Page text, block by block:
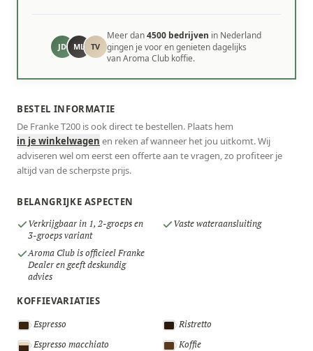
JD ML TV
Meer dan4500 bedrijven in Nederland
gingen je voor en genieten dagelijks
van Aroma Club koffie.
BESTEL INFORMATIE
De Franke T200 is ook direct te bestellen. Plaats hem
in je winkelwagen en reken af wanneer het jou uitkomt. Wij
adviseren wel om eerst een offerte aan te vragen, zo profiteer je
altijd van de scherpste prijs.
BELANGRIJKE ASPECTEN
Verkrijgbaar in 1, 2-groeps en
3-groeps variant
Vaste wateraansluiting
Aroma Club is officieel Franke
Dealer en geeft deskundig
advies
KOFFIEVARIATIES
Espresso
Ristretto
Espresso macchiato
Koffie